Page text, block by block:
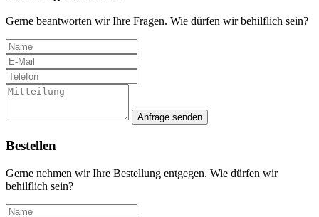
Gerne beantworten wir Ihre Fragen. Wie dürfen wir behilflich sein?
Anfrage senden
Bestellen
Gerne nehmen wir Ihre Bestellung entgegen. Wie dürfen wir
behilflich sein?